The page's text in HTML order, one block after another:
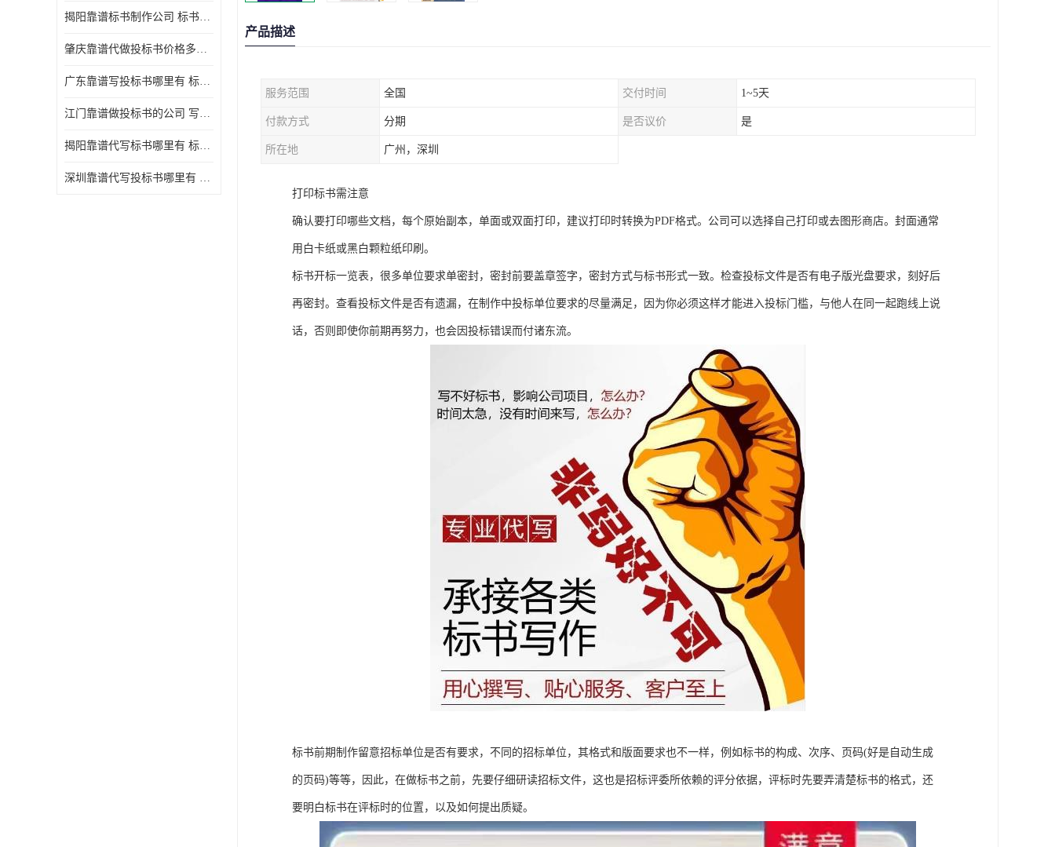
揭阳靠谱标书制作公司 标书好写吗
肇庆靠谱代做投标书价格多少 写一份标书多少钱
广东靠谱写投标书哪里有 标书好写吗
江门靠谱做投标书的公司 写一份标书多少钱
揭阳靠谱代写标书哪里有 标书怎么做
深圳靠谱代写投标书哪里有 标书好写吗
产品描述
服务范围 全国 交付时间 1~5天
付款方式 分期 是否议价 是
所在地 广州，深圳
打印标书需注意
确认要打印哪些文档，每个原始副本，单面或双面打印，建议打印时转换为PDF格式。公司可以选择自己打印或去图形商店。封面通常
用白卡纸或黑白颗粒纸印刷。
标书开标一览表，很多单位要求单密封，密封前要盖章签字，密封方式与标书形式一致。检查投标文件是否有电子版光盘要求，刻好后
再密封。查看投标文件是否有遗漏，在制作中投标单位要求的尽量满足，因为你必须这样才能进入投标门槛，与他人在同一起跑线上说
话，否则即使你前期再努力，也会因投标错误而付诸东流。
标书前期制作留意招标单位是否有要求，不同的招标单位，其格式和版面要求也不一样，例如标书的构成、次序、页码(好是自动生成
的页码)等等，因此，在做标书之前，先要仔细研读招标文件，这也是招标评委所依赖的评分依据，评标时先要弄清楚标书的格式，还
要明白标书在评标时的位置，以及如何提出质疑。